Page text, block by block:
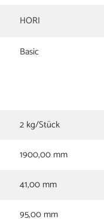
HORI
Basic
2 kg/Stück
1900,00 mm
41,00 mm
95,00 mm